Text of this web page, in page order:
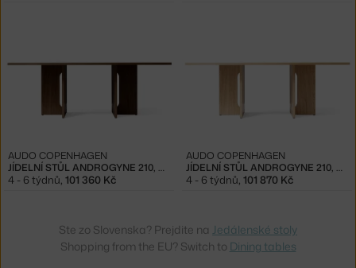
JÍDELNÍ STŮL ANDROGYNE 210, DARK
AUDO COPENHAGEN
4 - 6 týdnů, 101 360 Kč
JÍDELNÍ STŮL ANDROGYNE 210, NATURAL OAK
AUDO COPENHAGEN
4 - 6 týdnů, 101 870 Kč
Ste zo Slovenska? Prejdite na Jedálenské stoly
Shopping from the EU? Switch to Dining tables